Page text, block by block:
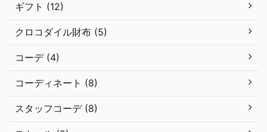
ギフト (12)
クロコダイル財布 (5)
コーデ (4)
コーディネート (8)
スタッフコーデ (8)